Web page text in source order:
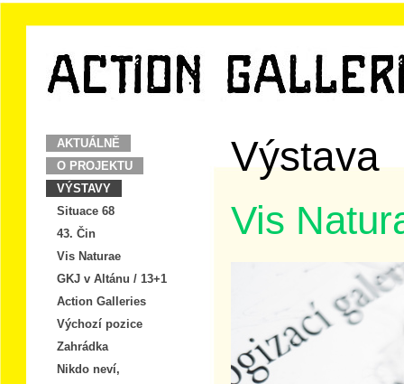
AKTUÁLNĚ
O PROJEKTU
VÝSTAVY
Situace 68
43. Čin
Vis Naturae
GKJ v Altánu / 13+1
Action Galleries
Výchozí pozice
Zahrádka
Nikdo neví,
Výstava
Vis